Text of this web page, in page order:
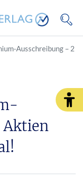
Ausschreibung – 2
Aktien